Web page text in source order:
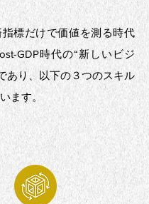
標だけで価値を測る時代
GDP時代の“新しいビジ
あり、以下の３つのスキル
ます。